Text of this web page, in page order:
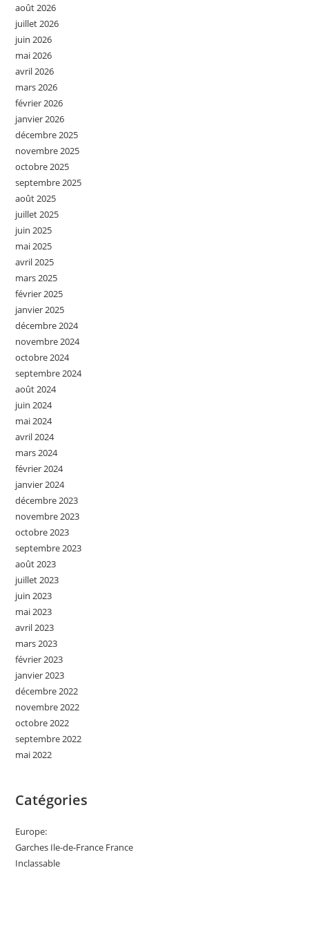
août 2026
juillet 2026
juin 2026
mai 2026
avril 2026
mars 2026
février 2026
janvier 2026
décembre 2025
novembre 2025
octobre 2025
septembre 2025
août 2025
juillet 2025
juin 2025
mai 2025
avril 2025
mars 2025
février 2025
janvier 2025
décembre 2024
novembre 2024
octobre 2024
septembre 2024
août 2024
juin 2024
mai 2024
avril 2024
mars 2024
février 2024
janvier 2024
décembre 2023
novembre 2023
octobre 2023
septembre 2023
août 2023
juillet 2023
juin 2023
mai 2023
avril 2023
mars 2023
février 2023
janvier 2023
décembre 2022
novembre 2022
octobre 2022
septembre 2022
mai 2022
Catégories
Europe:
Garches Ile-de-France France
Inclassable